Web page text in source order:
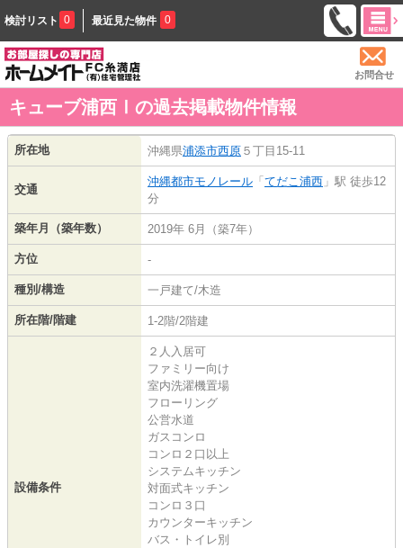
検討リスト 0 最近見た物件 0
お問合せ
キューブ浦西Ⅰの過去掲載物件情報
所在地 沖縄県浦添市西原 ５丁目15-11
交通
沖縄都市モノレール 「 てだこ浦西 」駅 徒歩12
分
築年月（築年数） 2019年 6月（築7年）
方位 -
種別/構造 一戸建て/木造
所在階/階建 1-2階/2階建
設備条件
２人入居可
ファミリー向け
室内洗濯機置場
フローリング
公営水道
ガスコンロ
コンロ２口以上
システムキッチン
対面式キッチン
コンロ３口
カウンターキッチン
バス・トイレ別